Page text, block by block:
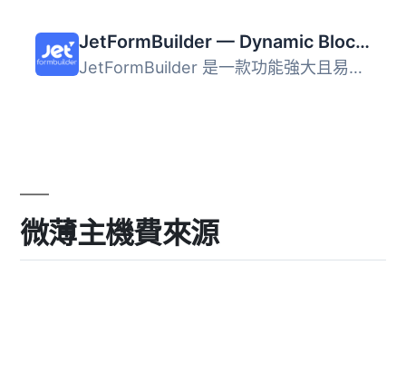
JetFormBuilder — Dynamic Blocks Form Builder
JetFormBuilder 是一款功能強大且易於使用的表單建構外掛，讓...
微薄主機費來源